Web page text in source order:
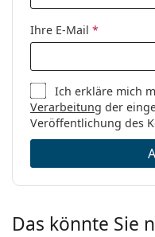
Ihre E-Mail *
Ich erkläre mich
Verarbeitung der
Veröffentlichung des
Das könnte Sie